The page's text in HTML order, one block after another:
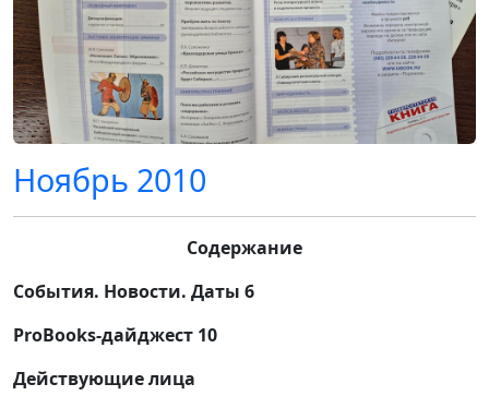
Ноябрь 2010
Содержание
События. Новости. Даты 6
ProBooks-дайджест 10
Действующие лица